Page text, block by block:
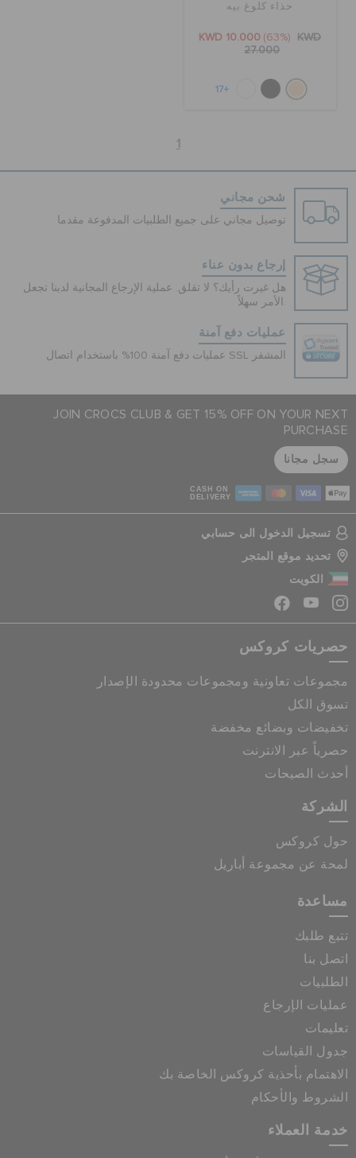
حذاء كلوغ بيه
KWD 10.000 (63%)
KWD
27.000
+17
1
شحن مجاني
توصيل مجاني على جميع الطلبيات المدفوعة مقدما
إرجاع بدون عناء
هل غيرت رأيك؟ لا تقلق. عملية الإرجاع المجانية لدينا تجعل
عمليات دفع آمنة
عمليات دفع آمنة 100% باستخدام اتصال SSL المشفر
JOIN CROCS CLUB & GET 15% OFF ON YOUR NEXT
PURCHASE
سجل مجانا
CASH ON
DELIVERY
تسجيل الدخول الى حسابي
تحديد موقع المتجر
الكويت
حصريات كروكس
مجموعات تعاونية ومجموعات محدودة الإصدار
تسوق الكل
تخفيضات وبضائع مخفضة
حصرياً عبر الانترنت
أحدث الصيحات
الشركة
حول كروكس
لمحة عن مجموعة أباريل
مساعدة
تتبع طلبك
اتصل بنا
الطلبيات
عمليات الإرجاع
تعليمات
جدول القياسات
الاهتمام بأحذية كروكس الخاصة بك
الشروط والأحكام
خدمة العملاء